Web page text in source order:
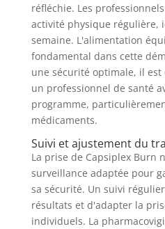
réfléchie. Les
activité physique régulière,
semaine. L'alimentation
fondamental dans cette
une sécurité optimale, il
un professionnel de santé
programme,
médicaments.
Suivi et ajustement du
La prise de Capsiplex Burn
surveillance adaptée pour
sa sécurité. Un suivi
résultats et d'adapter la
individuels. La